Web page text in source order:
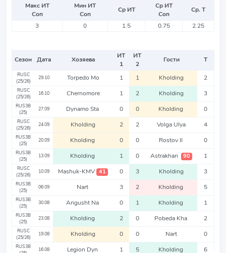
Макс ИТ
Соп
Мин ИТ
Соп
Ср ИТ
Ср ИТ
Соп
Ср. Т
3
0 1.5 0.75 2.25
Сезон Дата Хозяева
ИТ
1
ИТ
2
Гости Т
RUSC
(25/26)
29.10 Torpedo Mo 1 1 Kholding 2
RUSC
(25/26)
16.10 Chernomore 1 2 Kholding 3
RUS3B
(25)
27.09 Dynamo Sta 0 0 Kholding 0
RUSC
(25/26)
24.09 Kholding 2 2 Volga Ulya 4
RUS3B
(25)
20.09 Kholding 0 0 Rostov II 0
RUS3B
(25)
13.09 Kholding 1 0 Astrakhan 90 1
RUSC
(25/26)
10.09 Mashuk-KMV 41 0 3 Kholding 3
RUS3B
(25)
06.09 Nart 3 2 Kholding 5
RUS3B
(25)
30.08 Angusht Na 0 1 Kholding 1
RUS3B
(25)
23.08 Kholding 2 0 Pobeda Kha 2
RUSC
(25/26)
19.08 Kholding 0 0 Nart 0
RUS3B
16.08 Legion Dyn 1 5 Kholding 6